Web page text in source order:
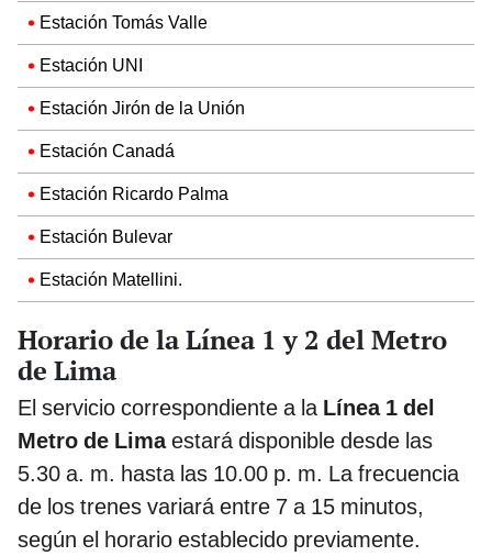
Estación Tomás Valle
Estación UNI
Estación Jirón de la Unión
Estación Canadá
Estación Ricardo Palma
Estación Bulevar
Estación Matellini.
Horario de la Línea 1 y 2 del Metro
de Lima
El servicio correspondiente a la Línea 1 del
Metro de Limaestará disponible desde las
5.30 a. m. hasta las 10.00 p. m. La frecuencia
de los trenes variará entre 7 a 15 minutos,
según el horario establecido previamente.